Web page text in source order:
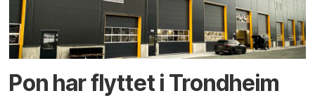
Pon har flyttet i Trondheim